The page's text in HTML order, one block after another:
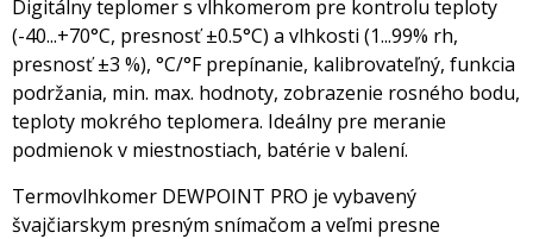
Digitálny teplomer s vlhkomerom pre kontrolu teploty
(-40...+70°C, presnosť ±0.5°C) a vlhkosti (1...99% rh,
presnosť ±3 %), °C/°F prepínanie, kalibrovateľný, funkcia
podržania, min. max. hodnoty, zobrazenie rosného bodu,
teploty mokrého teplomera. Ideálny pre meranie
podmienok v miestnostiach, batérie v balení.
Termovlhkomer DEWPOINT PRO je vybavený
švajčiarskym presným snímačom a veľmi presne